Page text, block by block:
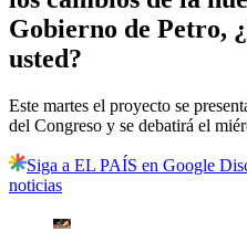
Gobierno de Petro,
usted?
Este martes el proyecto se
del Congreso y se debatirá el
Siga a EL PAÍS en Google
noticias